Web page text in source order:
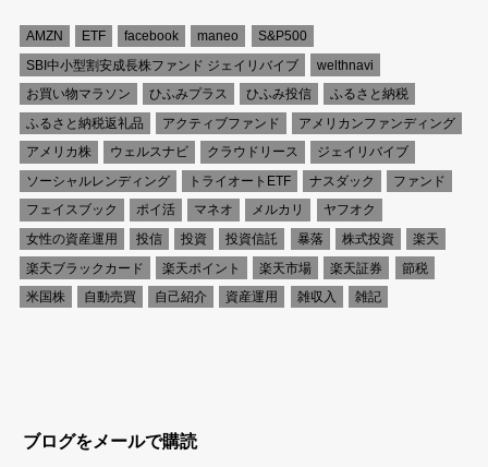
AMZN ETF facebook maneo
S&P500
SBI中小型割安成長株ファンド ジェイリバイブ
welthnavi
お買い物マラソン
ひふみプラス ひふみ投信
ふるさと納税
ふるさと納税返礼品
アクティブファンド
アメリカンファンディング
アメリカ株
ウェルスナビ クラウドリース
ジェイリバイブ
ソーシャルレンディング
トライオートETF ナスダック
ファンド
フェイスブック
ポイ活 マネオ メルカリ
ヤフオク
女性の資産運用
投信 投資 投資信託 暴落 株式投資
楽天
楽天ブラックカード
楽天ポイント 楽天市場 楽天証券
節税
米国株
自動売買 自己紹介 資産運用 雑収入 雑記
ブログをメールで購読